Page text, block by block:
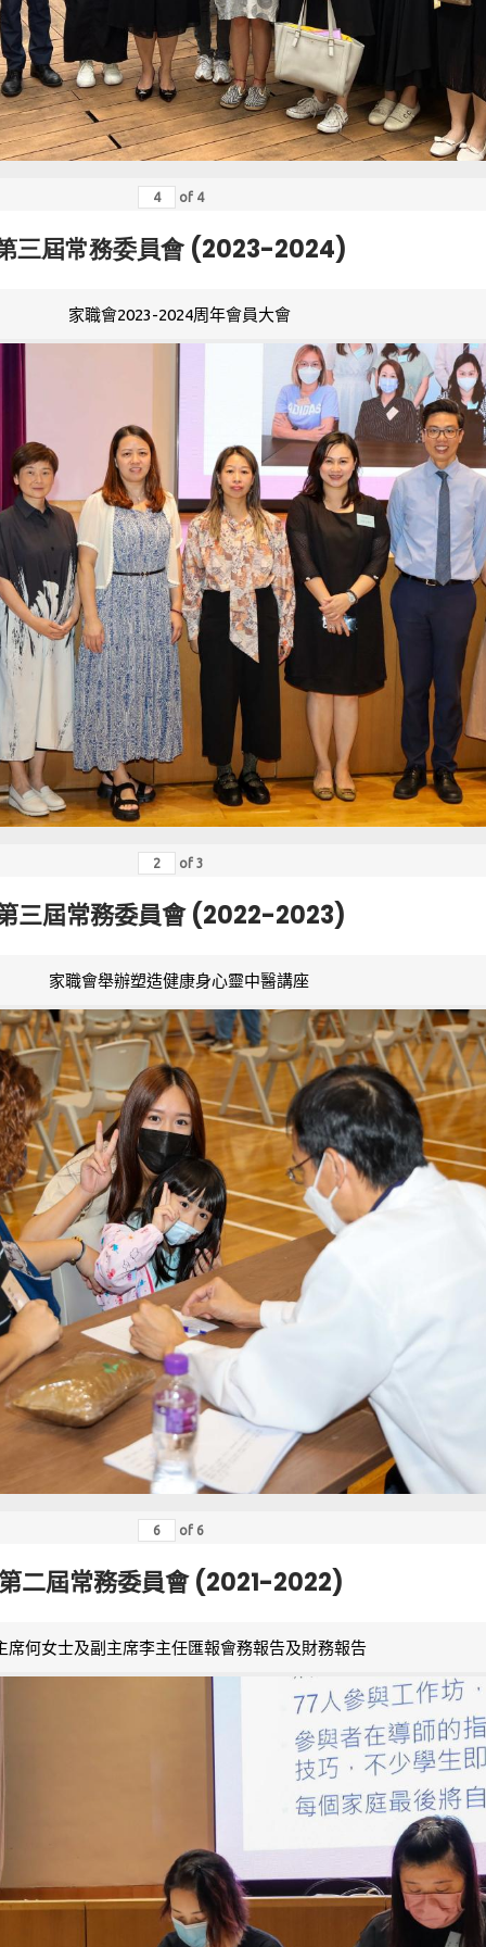
of 4
三屆常務委員會 (2023-2024)
家職會2023-2024周年會員大會
of 3
三屆常務委員會 (2022-2023)
家職會舉辦塑造健康身心靈中醫講座
of 6
二屆常務委員會 (2021-2022)
席何女士及副主席李主任匯報會務報告及財務報告